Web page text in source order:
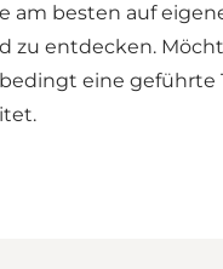
besten auf
entdecken.
eine